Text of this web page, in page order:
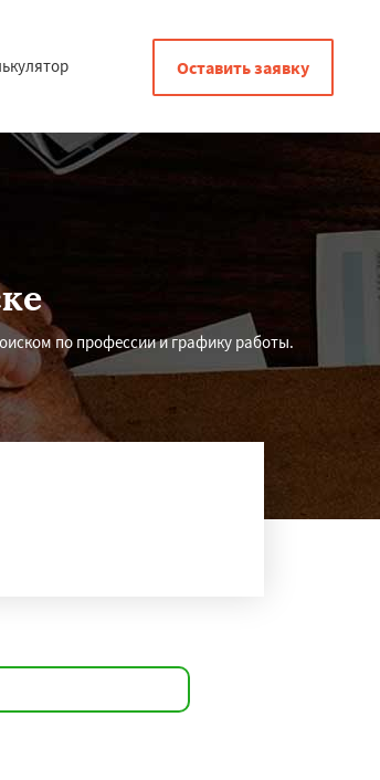
Оставить заявку
по профессии и графику работы.